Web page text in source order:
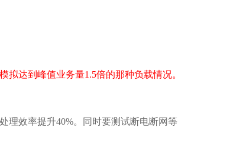
拟达到峰值业务量1.5倍的那种负载情况。
效率提升40%。同时要测试断电断网等